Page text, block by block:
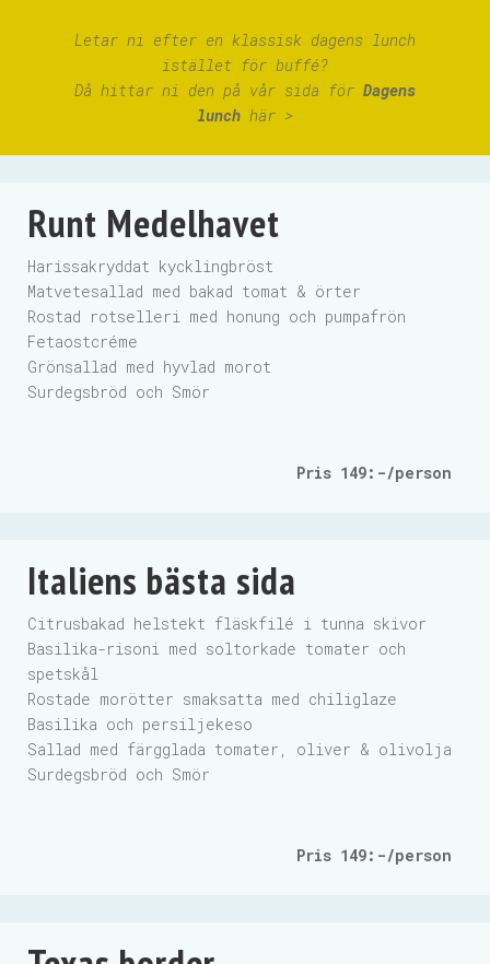
Letar ni efter en klassisk dagens lunch
istället för buffé?
Då hittar ni den på vår sida för Dagens
lunch här >
Runt Medelhavet
Harissakryddat kycklingbröst
Matvetesallad med bakad tomat & örter
Rostad rotselleri med honung och pumpafrön
Fetaostcréme
Grönsallad med hyvlad morot
Surdegsbröd och Smör
Pris 149:-/person
Italiens bästa sida
Citrusbakad helstekt fläskfilé i tunna skivor
Basilika-risoni med soltorkade tomater och
spetskål
Rostade morötter smaksatta med chiliglaze
Basilika och persiljekeso
Sallad med färgglada tomater, oliver & olivolja
Surdegsbröd och Smör
Pris 149:-/person